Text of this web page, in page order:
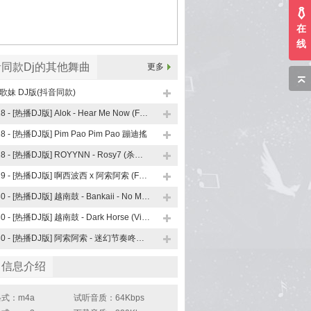
款Dj的其他舞曲 更多
妹 DJ版(抖音同款)
128 - [热播DJ版] Alok - Hear Me Now (FunkyHouse Remix 抖音版)
- [热播DJ版] Pim Pao Pim Pao 蹦迪搖
128 - [热播DJ版] ROYYNN - Rosy7 (杀手VIP)
129 - [热播DJ版] 啊西波西 x 阿索阿索 (FunkyHouse Remix 抖音版)
130 - [热播DJ版] 越南鼓 - Bankaii - No Money (Vinahouae Remix)
130 - [热播DJ版] 越南鼓 - Dark Horse (Vinahouae Remix)
130 - [热播DJ版] 阿索阿索 - 迷幻节奏咚咚咚 (FunkyHouse Remix 抖音版)
息介绍
：m4a
试听音质：64Kbps
在
线